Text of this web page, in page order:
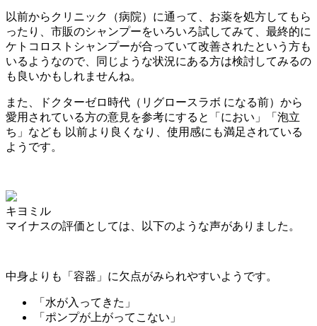
以前からクリニック（病院）に通って、お薬を処方してもら
ったり、市販のシャンプーをいろいろ試してみて、最終的に
ケトコロストシャンプーが合っていて改善されたという方も
いるようなので、同じような状況にある方は検討してみるの
も良いかもしれませんね。
また、ドクターゼロ時代（リグロースラボ になる前）から
愛用されている方の意見を参考にすると「におい」「泡立
ち」なども 以前より良くなり、使用感にも満足されている
ようです。
キヨミル
マイナスの評価としては、以下のような声がありました。
中身よりも 「容器」に欠点がみられやすいようです。
「水が入ってきた」
「ポンプが上がってこない」